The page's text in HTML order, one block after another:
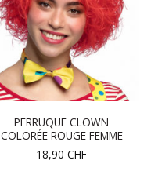
PERRUQUE CLOWN
COLORÉE ROUGE FEMME
18,90 CHF